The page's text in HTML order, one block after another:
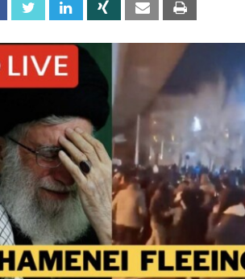
Facebook Twitter Linkedin Xing Email